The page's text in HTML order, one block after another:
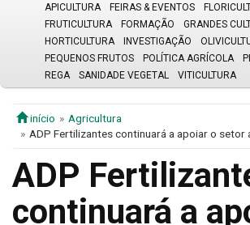
APICULTURA
FEIRAS & EVENTOS
FRUTICULTURA
FORMAÇÃO
GRANDES
HORTICULTURA
INVESTIGAÇÃO
PEQUENOS FRUTOS
POLÍTICA AGRÍCOLA
REGA
SANIDADE VEGETAL VITICULTURA
início
Agricultura
ADP Fertilizantes continuará a apoiar o setor
ADP
continuará a